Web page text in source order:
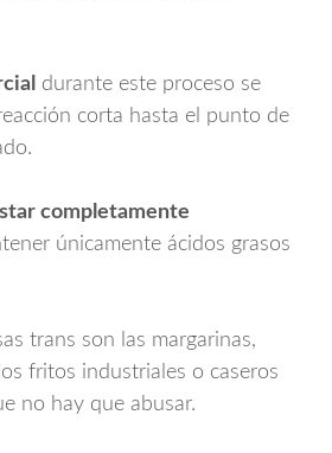
durante este proceso se
corta hasta el punto de
completamente
únicamente ácidos grasos
trans son las margarinas,
fritos industriales o caseros
no hay que abusar.